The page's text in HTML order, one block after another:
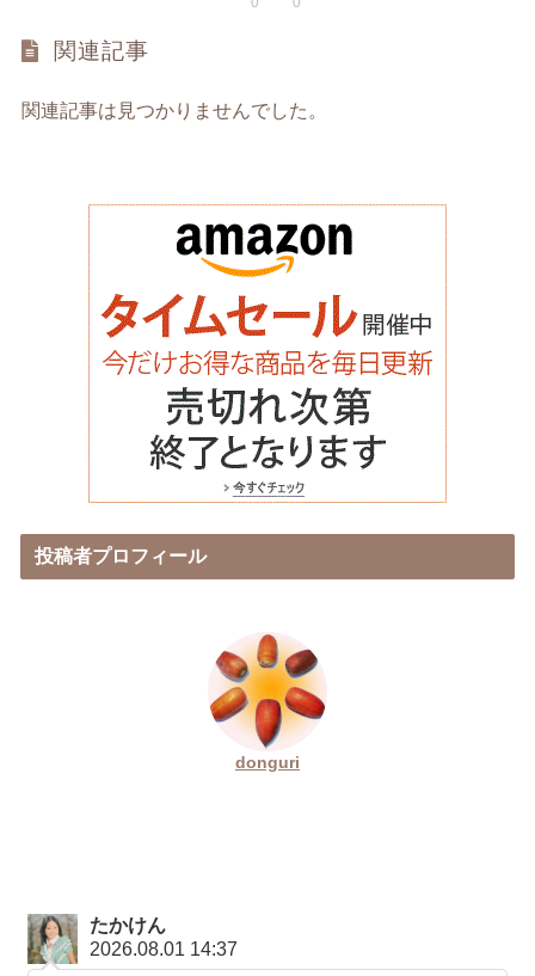
関連記事
関連記事は見つかりませんでした。
投稿者プロフィール
donguri
たかけん
2026.08.01 14:37